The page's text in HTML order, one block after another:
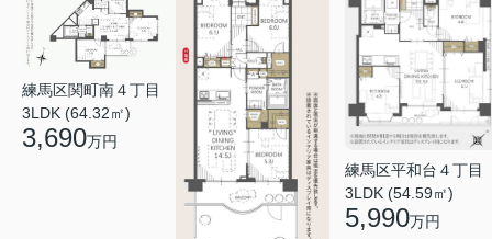
練馬区関町南４丁目
3LDK (64.32㎡)
3,690万円
練馬区平和台４丁目
3LDK (54.59㎡)
5,990万円